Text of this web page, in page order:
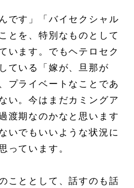
です」「バイセクシャル
とを、特別なものとして
います。でもヘテロセク
ている「嫁が、旦那が
プライベートなことであ
い。今はまだカミングア
渡期なのかなと思います
いでもいいような状況に
っています。
こととして、話すのも話